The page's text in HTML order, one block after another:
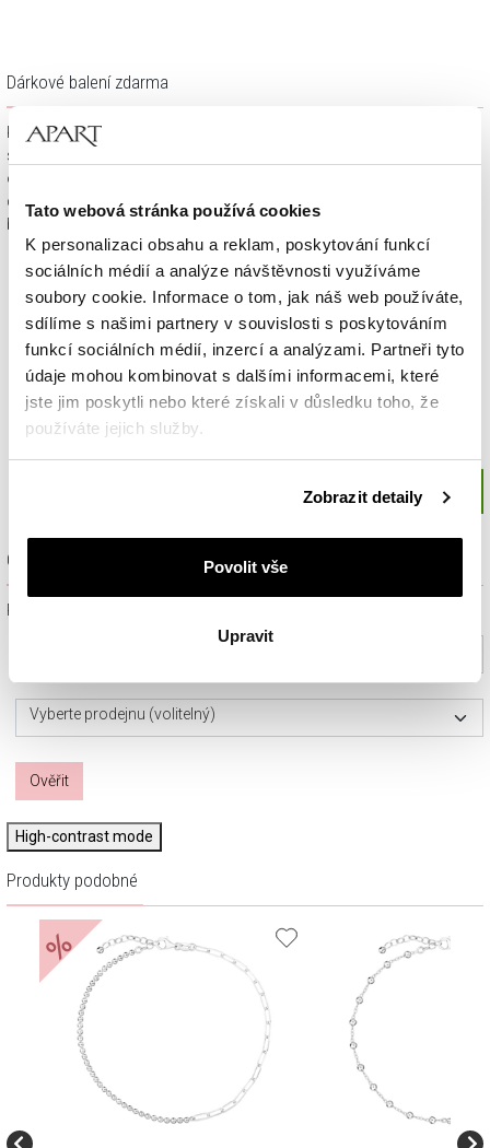
Tato webová stránka používá cookies
K personalizaci obsahu a reklam, poskytování funkcí
sociálních médií a analýze návštěvnosti využíváme
soubory cookie. Informace o tom, jak náš web používáte,
sdílíme s našimi partnery v souvislosti s poskytováním
funkcí sociálních médií, inzercí a analýzami. Partneři tyto
údaje mohou kombinovat s dalšími informacemi, které
jste jim poskytli nebo které získali v důsledku toho, že
používáte jejich služby.
Zásadách ochrany osobních údajů
Zobrazit detaily
Povolit vše
Upravit
Dárkové balení zdarma
Klenotnické výrobky zakoupené na e-shopu Apart.cz obdržíte
spolu s dárkovou krabičkou a taštičkou – v závislosti na
objednaném sortimentu. Váš nákup se tak stane krásným
dárkem, který můžete bez dalších příprav věnovat svým
blízkým.
Ověřit dostupnost a rezervovat na prodejně
Prosím, vyberte ze seznamu město nebo konkrétní prodejnu
Vyberte prodejnu (volitelný)
Ověřit
High-contrast mode
Produkty podobné
%